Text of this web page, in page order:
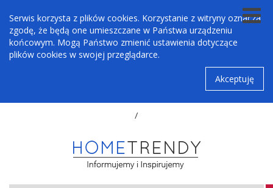
Serwis korzysta z plików cookies. Korzystanie z witryny oznacza
zgodę, że będą one umieszczane w Państwa urządzeniu
końcowym. Mogą Państwo zmienić ustawienia dotyczące
plików cookies w swojej przeglądarce.
Akceptuję
/